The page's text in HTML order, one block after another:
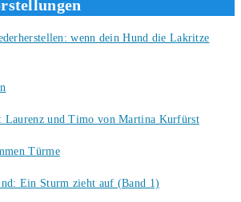
wenn dein Hund die Lakritze
Laurenz und Timo von Martina Kurfürst
Türme
Ein Sturm zieht auf (Band 1)